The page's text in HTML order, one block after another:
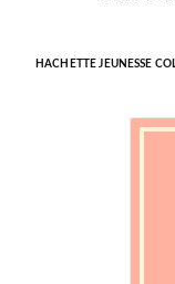
HACHETTE JEUNESSE